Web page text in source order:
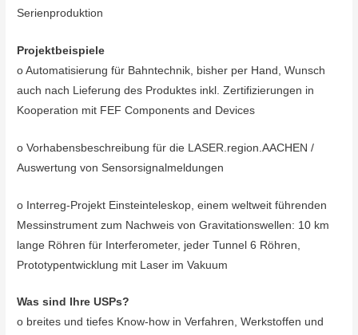
Serienproduktion
Projektbeispiele
o Automatisierung für Bahntechnik, bisher per Hand, Wunsch
auch nach Lieferung des Produktes inkl. Zertifizierungen in
Kooperation mit FEF Components and Devices
o Vorhabensbeschreibung für die LASER.region.AACHEN /
Auswertung von Sensorsignalmeldungen
o Interreg-Projekt Einsteinteleskop, einem weltweit führenden
Messinstrument zum Nachweis von Gravitationswellen: 10 km
lange Röhren für Interferometer, jeder Tunnel 6 Röhren,
Prototypentwicklung mit Laser im Vakuum
Was sind Ihre USPs?
o breites und tiefes Know-how in Verfahren, Werkstoffen und